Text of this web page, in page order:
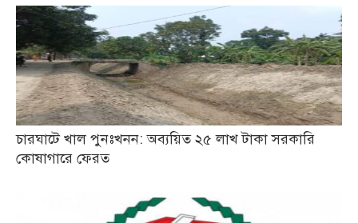
চারঘাটে খাল পুনঃখনন: অব্যয়িত ২৫ লাখ টাকা সরকারি
কোষাগারে ফেরত